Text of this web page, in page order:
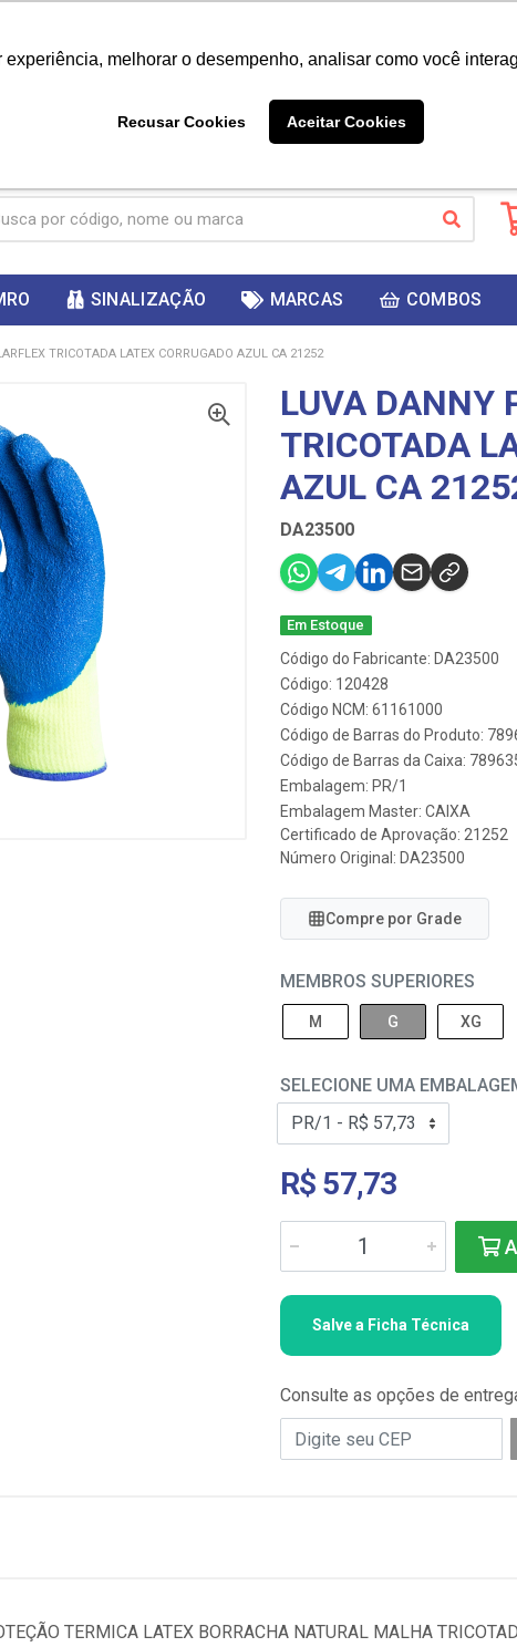
melhorar o desempenho, analisar como você
Recusar Cookies Aceitar Cookies
ganhar
SINALIZAÇÃO MARCAS COMBOS
TRICOTADA LATEX CORRUGADO AZUL CA 21252
LUVA DANNY
TRICOTADA
AZUL CA
DA23500
Em Estoque
Código do Fabricante: DA23500
Código: 120428
Código NCM: 61161000
Código de Barras do Produto:
Código de Barras da Caixa:
Embalagem: PR/1
Embalagem Master: CAIXA
Certificado de Aprovação: 21252
Número Original: DA23500
Compre por Grade
MEMBROS SUPERIORES
M G XG
SELECIONE UMA
R$ 57,73
Salve a Ficha Técnica
Consulte as opções de
TERMICA LATEX BORRACHA NATURAL MALHA